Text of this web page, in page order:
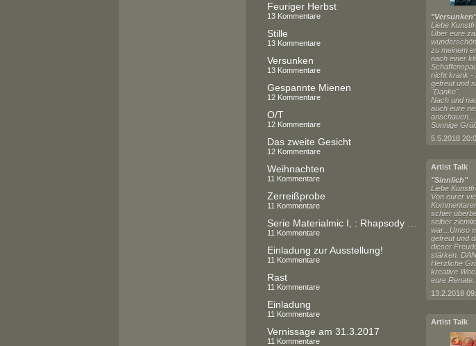
Feuriger Herbst
13 Kommentare
Stille
13 Kommentare
Versunken
13 Kommentare
Gespannte Mienen
12 Kommentare
O/T
12 Kommentare
Das zweite Gesicht
12 Kommentare
Weihnachten
11 Kommentare
Zerreißprobe
11 Kommentare
11 Kommentare
Einladung zur Ausstellung!
11 Kommentare
Rast
11 Kommentare
Einladung
11 Kommentare
Vernissage am 31.3.2017
11 Kommentare
Liebe
Über eure
zu meinem
nach einer
nicht krank -
gefreut und
"Danke".
Nach und
auch eure
anschauen...
Sonnige
Artist Talk
"Sinnlich"
Liebe
Von eurer
schier
selber
war...Umso
gefreut und
dieser
stärken.
Herzliche
kreative
eure Renate.
Artist Talk